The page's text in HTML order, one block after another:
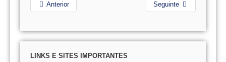
Anterior Seguinte
LINKS E SITES IMPORTANTES